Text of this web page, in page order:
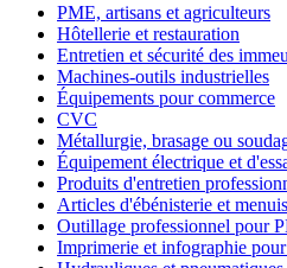
PME, artisans et agriculteurs
Hôtellerie et restauration
Entretien et sécurité des
Machines-outils industrielles
Équipements pour commerce
CVC
Métallurgie, brasage ou
Équipement électrique et
Produits d'entretien
Articles d'ébénisterie et
Outillage professionnel pour
Imprimerie et infographie